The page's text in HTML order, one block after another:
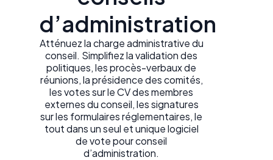
d’administration
Atténuez la charge administrative du
conseil. Simplifiez la validation des
politiques, les procès-verbaux de
réunions, la présidence des comités,
les votes sur le CV des membres
externes du conseil, les signatures
sur les formulaires réglementaires, le
tout dans un seul et unique logiciel
de vote pour conseil
d’administration.